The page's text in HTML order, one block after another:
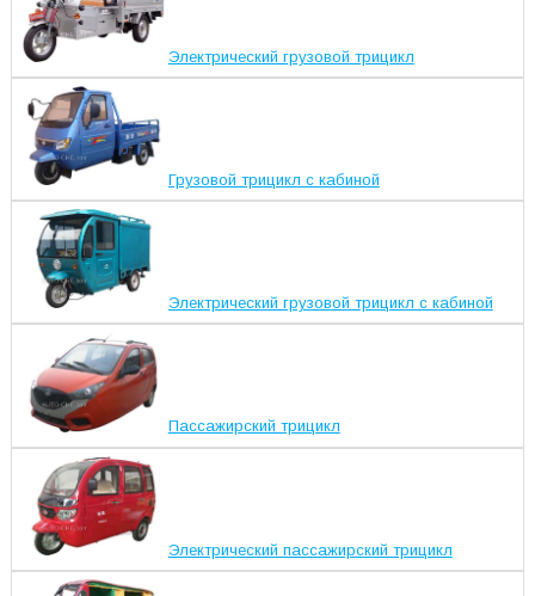
Электрический грузовой трицикл
Грузовой трицикл с кабиной
Электрический грузовой трицикл с кабиной
Пассажирский трицикл
Электрический пассажирский трицикл